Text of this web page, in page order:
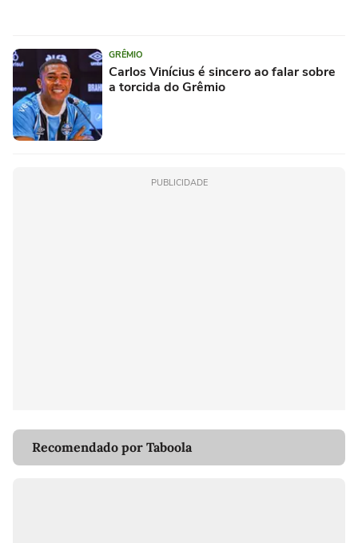
GRÊMIO
Carlos Vinícius é sincero ao falar sobre
a torcida do Grêmio
PUBLICIDADE
Recomendado por Taboola